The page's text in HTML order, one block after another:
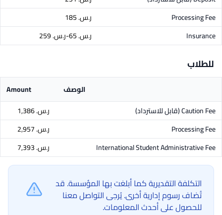
Processing Fee
ر.س.‏ 185
Insurance
ر.س.‏ 65-ر.س.‏ 259
للطلاب
الوصف
Amount
Caution Fee(قابل للاسترداد)
ر.س.‏ 1,386
Processing Fee
ر.س.‏ 2,957
International Student Administrative Fee
ر.س.‏ 7,393
التكلفة التقديرية كما أبلغت بها المؤسسة. قد
تُضاف رسوم إدارية أخرى. يُرجى التواصل معنا
للحصول على أحدث المعلومات.